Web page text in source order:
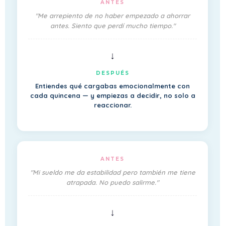
ANTES
"Me arrepiento de no haber empezado a ahorrar
antes. Siento que perdí mucho tiempo."
↓
DESPUÉS
Entiendes qué cargabas emocionalmente con
cada quincena — y empiezas a decidir, no solo a
reaccionar.
ANTES
"Mi sueldo me da estabilidad pero también me tiene
atrapada. No puedo salirme."
↓